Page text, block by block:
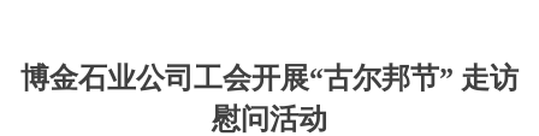
博金石业公司工会开展“古尔邦节” 走访
慰问活动